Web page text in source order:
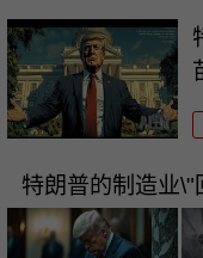
特朗普的制造业\"